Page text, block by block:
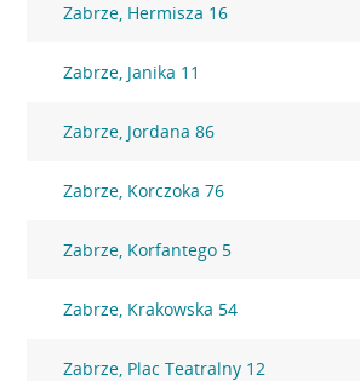
Zabrze, Hermisza 16
Zabrze, Janika 11
Zabrze, Jordana 86
Zabrze, Korczoka 76
Zabrze, Korfantego 5
Zabrze, Krakowska 54
Zabrze, Plac Teatralny 12